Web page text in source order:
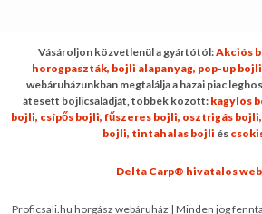
variációja
változatok
Vásároljon közvetlenül a gyártótól:Akciós
horogpaszták, bojli alapanyag, pop-up
webáruházunkban megtalálja a hazai piac
átesett bojlicsaládját, többek között: kagylós
bojli, csípős bojli, fűszeres bojli, osztrigás bojli,
bojli, tintahalas bojli és
Delta Carp® hivatalos
Proficsali.hu horgász webáruház | Minden jog